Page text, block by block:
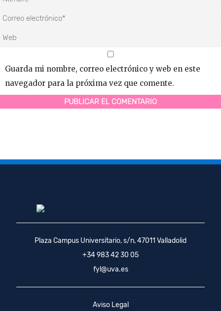
Guarda mi nombre, correo electrónico y web en este
navegador para la próxima vez que comente.
Plaza Campus Universitario, s/n, 47011 Valladolid
+34 983 42 30 05
fyl@uva.es
Aviso Legal